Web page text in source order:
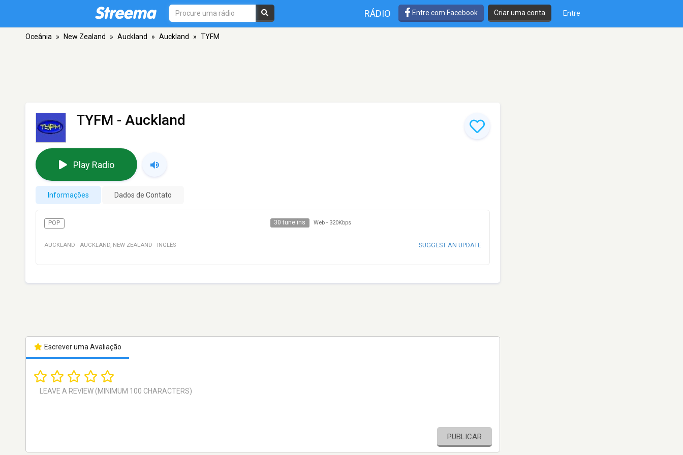
RÁDIO Entre com Facebook Criar uma conta Entre
Oceânia » New Zealand » Auckland » Auckland » TYFM
TYFM - Auckland
Play Radio
Informações Dados de Contato
POP 30 tune ins Web - 320Kbps
AUCKLAND · AUCKLAND, NEW ZEALAND · INGLÊS SUGGEST AN UPDATE
Escrever uma Avaliação
PUBLICAR